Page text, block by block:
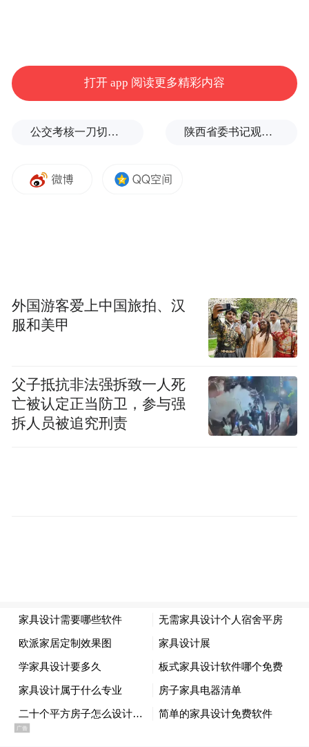
益明显，特别是西安获批国家中心城市后，
对周边城市的辐射带动作用不断增强，西安
去年以来，省委、省政府以完善西咸新区管
化迈出了坚实步伐，也为西安都市圈建设奠
《规划》全文共分为12章40节。其中，明确
了西安都市圈建设的发展目标。《规划》提
出，坚持统筹规划、一体布局，坚持创新引
领、开放支撑，坚持文化传承、彰显特色，
坚持绿色发展、集约高效，坚持改善民生、
打开 app 阅读更多精彩内容
公交考核一刀切司机不敢开空调：别把压力转嫁一线员工 陕西省委书记观摩直播带货，同董宇辉交流
外国游客爱上中国旅拍、汉
服和美甲
父子抵抗非法强拆致一人死
亡被认定正当防卫，参与强
拆人员被追究刑责